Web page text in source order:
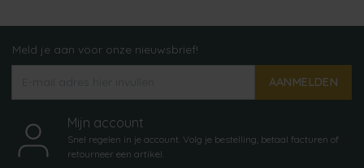
Meld je aan voor onze nieuwsbrief!
AANMELDEN
Mijn account
Snel regelen in je account. Volg je bestelling, betaal facturen of
retourneer een artikel.